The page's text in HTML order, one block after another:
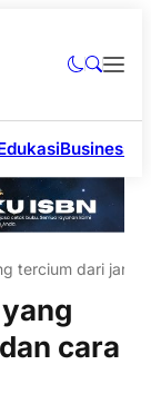
Business
tercium dari
cara